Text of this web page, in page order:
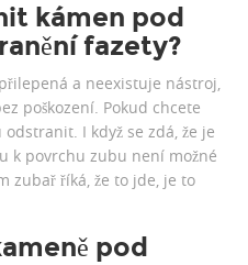
kámen pod
fazety?
a neexistuje nástroj,
poškození. Pokud chcete
I když se zdá, že je
k povrchu zubu není možné
zubař říká, že to jde, je to
pod